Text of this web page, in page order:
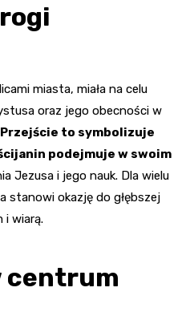
miasta, miała na celu
oraz jego obecności w
Przejście to symbolizuje
podejmuje w swoim
Jezusa i jego nauk. Dla wielu
stanowi okazję do głębszej
i wiarą.
centrum